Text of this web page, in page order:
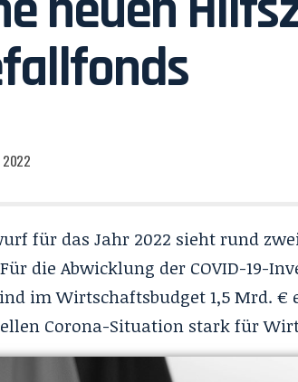
2022
für das Jahr 2022 sieht rund
die Abwicklung der COVID-19-
im Wirtschaftsbudget 1,5 Mrd.
Corona-Situation stark für